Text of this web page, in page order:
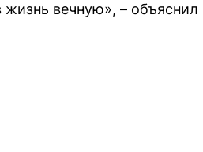
жизнь вечную», – объяснил